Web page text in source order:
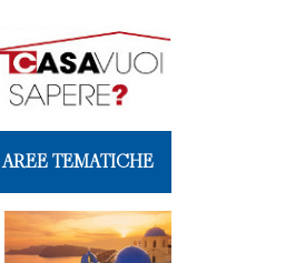
AREE TEMATICHE